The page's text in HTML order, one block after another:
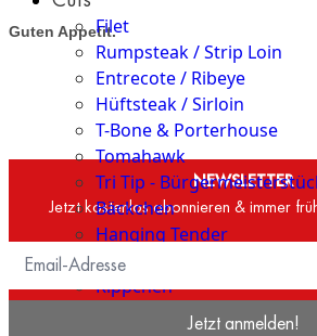
Filet
Rumpsteak / Strip Loin
Entrecote / Ribeye
Hüftsteak / Sirloin
T-Bone & Porterhouse
Tomahawk
Tri Tip -
Bäckchen
Hanging Tender
Special Cuts
Rippchen
Teilstücke vom Rind
Guten Appetit.
NEWSLETTER
Jetzt kostenlos abonnieren & immer
Jetzt anmelden!